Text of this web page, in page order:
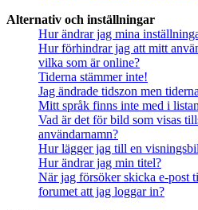
Alternativ och inställningar
Hur ändrar jag mina
Hur förhindrar jag att mitt
vilka som är online?
Tiderna stämmer inte!
Jag ändrade tidszon men
Mitt språk finns inte med i
Vad är det för bild som visas
användarnamn?
Hur lägger jag till en
Hur ändrar jag min titel?
När jag försöker skicka e-post
forumet att jag loggar in?